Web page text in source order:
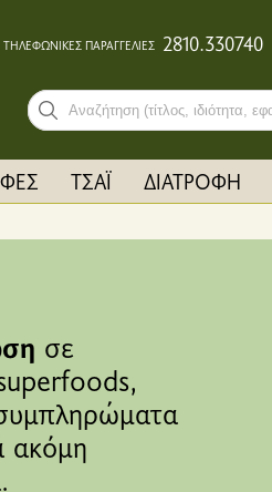
ΤΗΛΕΦΩΝΙΚΕΣ ΠΑΡΑΓΓΕΛΙΕΣ 2810.330740
Search bar input field
ΤΣΑΪ ΔΙΑΤΡΟΦΗ
σε
ακόμη